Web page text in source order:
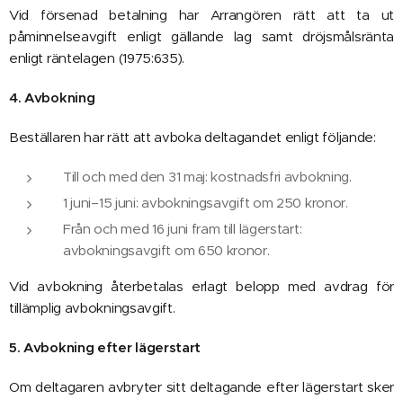
Vid försenad betalning har Arrangören rätt att ta ut
påminnelseavgift enligt gällande lag samt dröjsmålsränta
enligt räntelagen (1975:635).
4. Avbokning
Beställaren har rätt att avboka deltagandet enligt följande:
Till och med den 31 maj: kostnadsfri avbokning.
1 juni–15 juni: avbokningsavgift om 250 kronor.
Från och med 16 juni fram till lägerstart:
avbokningsavgift om 650 kronor.
Vid avbokning återbetalas erlagt belopp med avdrag för
tillämplig avbokningsavgift.
5. Avbokning efter lägerstart
Om deltagaren avbryter sitt deltagande efter lägerstart sker